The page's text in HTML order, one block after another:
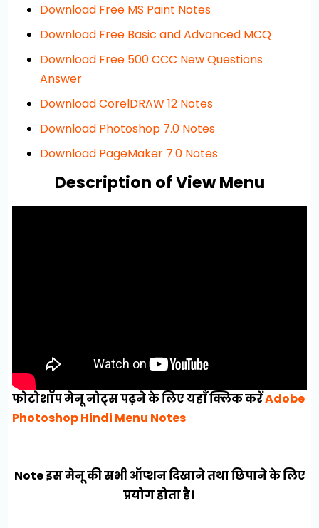
Download Free MS Paint Notes
Download Free Basic and Advanced MCQ
Download Free 500 CCC New Questions
Answer
Download CorelDRAW 12 Notes
Download Photoshop 7.0 Notes
Download PageMaker 7.0 Notes
Description of View Menu
फोटोशॉप मेनू नोट्स पढ़ने के लिए यहाँ क्लिक करेंAdobe
Photoshop Hindi Menu Notes
Note इस मेनू की सभी ऑप्शन दिखाने तथा छिपाने के लिए
प्रयोग होता है।